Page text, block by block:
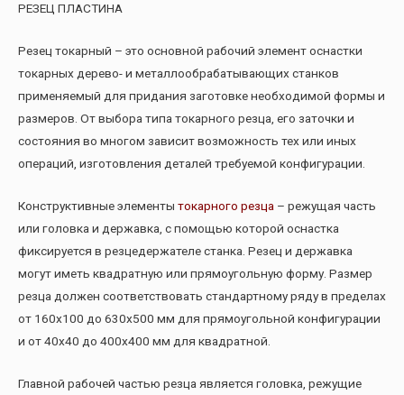
РЕЗЕЦ ПЛАСТИНА
Резец токарный – это основной рабочий элемент оснастки
токарных дерево- и металлообрабатывающих станков
применяемый для придания заготовке необходимой формы и
размеров. От выбора типа токарного резца, его заточки и
состояния во многом зависит возможность тех или иных
операций, изготовления деталей требуемой конфигурации.
Конструктивные элементы токарного резца – режущая часть
или головка и державка, с помощью которой оснастка
фиксируется в резцедержателе станка. Резец и державка
могут иметь квадратную или прямоугольную форму. Размер
резца должен соответствовать стандартному ряду в пределах
от 160х100 до 630х500 мм для прямоугольной конфигурации
и от 40х40 до 400х400 мм для квадратной.
Главной рабочей частью резца является головка, режущие